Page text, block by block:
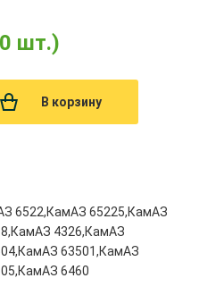
шт.)
В корзину
6522,КамАЗ 65225,КамАЗ
4326,КамАЗ
63501,КамАЗ
6460